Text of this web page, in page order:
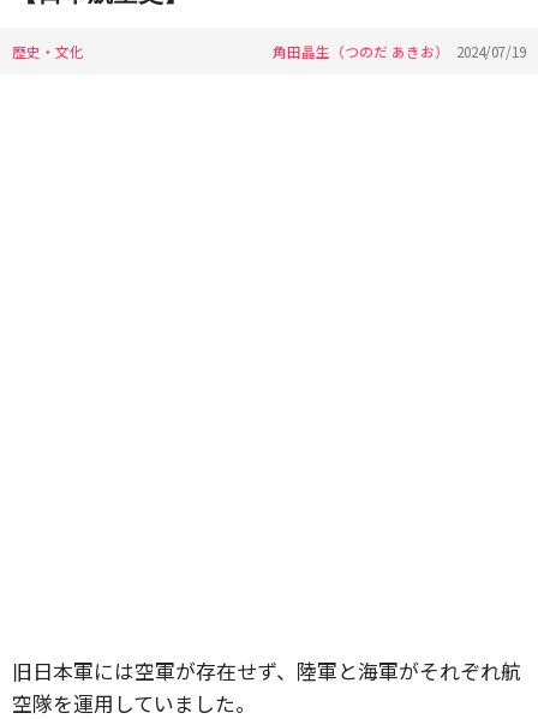
歴史・文化 角田晶生（つのだ あきお） 2024/07/19
旧日本軍には空軍が存在せず、陸軍と海軍がそれぞれ航
空隊を運用していました。